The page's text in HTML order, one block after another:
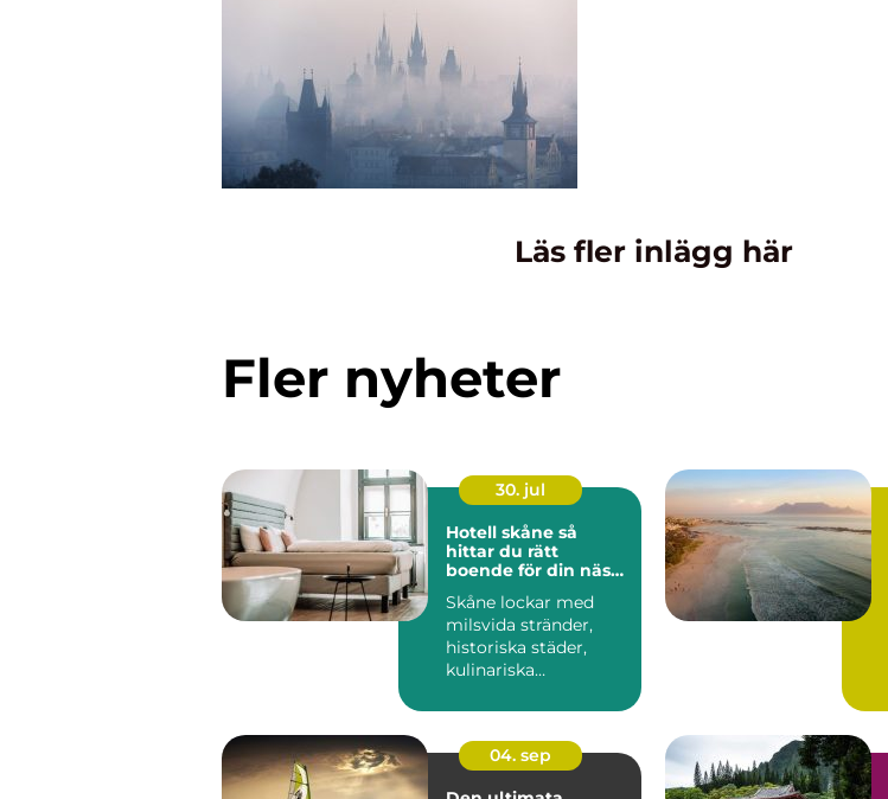
Läs fler inlägg här
Fler nyheter
30. jul
Hotell skåne så
hittar du rätt
boende för din nästa
Skåne lockar med
milsvida stränder,
historiska städer,
kulinariska
närhet till både ...
04. sep